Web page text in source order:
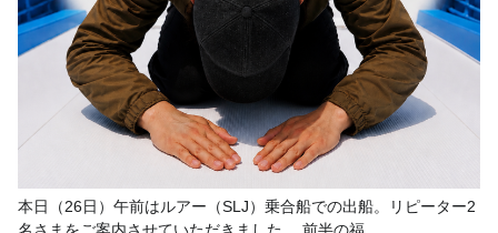
本日（26日）午前はルアー（SLJ）乗合船での出船。リピーター2